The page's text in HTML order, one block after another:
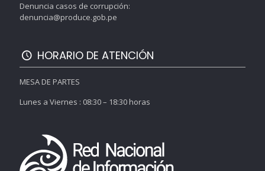
Denuncia casos de corrupción:
denuncia@produce.gob.pe
HORARIO DE ATENCIÓN
MESA DE PARTES
Lunes a Viernes : 08:30 – 18:30 horas